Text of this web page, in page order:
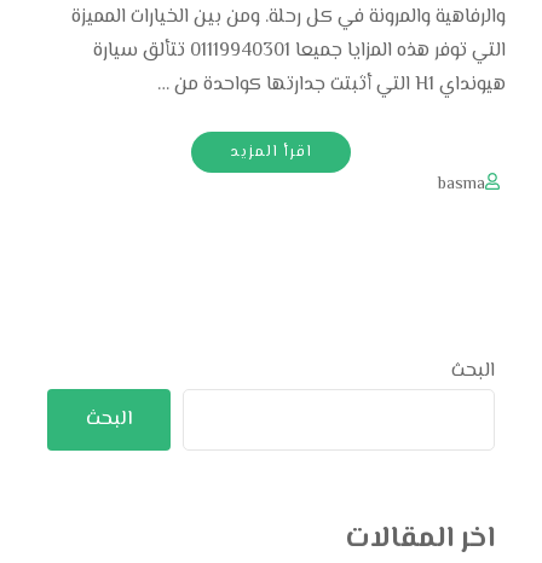
والرفاهية والمرونة في كل رحلة. ومن بين الخيارات المميزة
التي توفر هذه المزايا جميعا 01119940301 تتألق سيارة
هيونداي H1 التي أثبتت جدارتها كواحدة من …
اقرأ المزيد
basma
البحث
البحث
اخر المقالات